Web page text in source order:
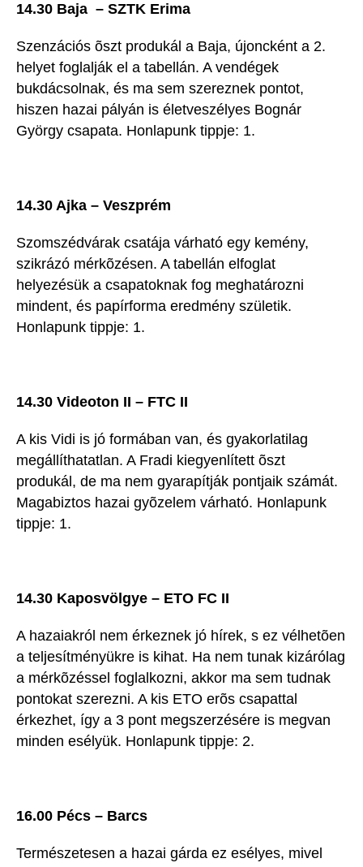
14.30 Baja – SZTK Erima
Szenzációs õszt produkál a Baja, újoncként a 2.
helyet foglalják el a tabellán. A vendégek
bukdácsolnak, és ma sem szereznek pontot,
hiszen hazai pályán is életveszélyes Bognár
György csapata. Honlapunk tippje: 1.
14.30 Ajka – Veszprém
Szomszédvárak csatája várható egy kemény,
szikrázó mérkõzésen. A tabellán elfoglat
helyezésük a csapatoknak fog meghatározni
mindent, és papírforma eredmény születik.
Honlapunk tippje: 1.
14.30 Videoton II – FTC II
A kis Vidi is jó formában van, és gyakorlatilag
megállíthatatlan. A Fradi kiegyenlített õszt
produkál, de ma nem gyarapítják pontjaik számát.
Magabiztos hazai gyõzelem várható. Honlapunk
tippje: 1.
14.30 Kaposvölgye – ETO FC II
A hazaiakról nem érkeznek jó hírek, s ez vélhetõen
a teljesítményükre is kihat. Ha nem tunak kizárólag
a mérkõzéssel foglalkozni, akkor ma sem tudnak
pontokat szerezni. A kis ETO erõs csapattal
érkezhet, így a 3 pont megszerzésére is megvan
minden esélyük. Honlapunk tippje: 2.
16.00 Pécs – Barcs
Természetesen a hazai gárda ez esélyes, mivel